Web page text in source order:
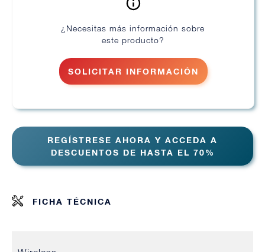
¿Necesitas más información sobre
este producto?
SOLICITAR INFORMACIÓN
REGÍSTRESE AHORA Y ACCEDA A
DESCUENTOS DE HASTA EL 70%
FICHA TÉCNICA